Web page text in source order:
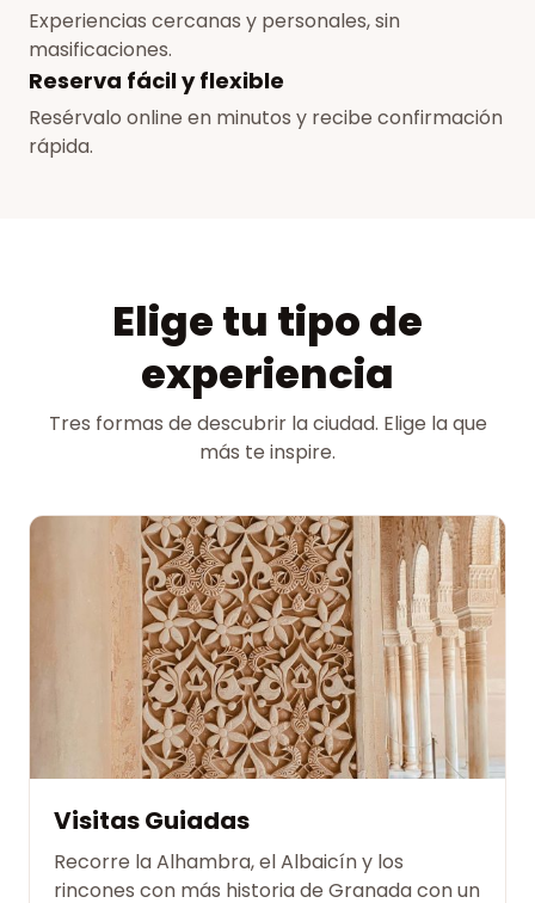
Experiencias cercanas y personales, sin
masificaciones.
Reserva fácil y flexible
Resérvalo online en minutos y recibe confirmación
rápida.
Elige tu tipo de
experiencia
Tres formas de descubrir la ciudad. Elige la que
más te inspire.
Visitas Guiadas
Recorre la Alhambra, el Albaicín y los
rincones con más historia de Granada con un